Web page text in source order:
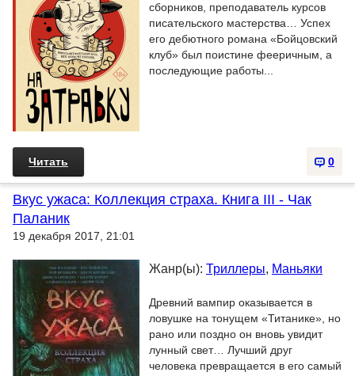
сборников, преподаватель курсов
писательского мастерства… Успех
его дебютного романа «Бойцовский
клуб» был поистине фееричным, а
последующие работы...
0
Читать
Вкус ужаса: Коллекция страха. Книга III - Чак
Паланик
19 декабря 2017, 21:01
Жанр(ы): Триллеры, Маньяки
Древний вампир оказывается в
ловушке на тонущем «Титанике», но
рано или поздно он вновь увидит
лунный свет… Лучший друг
человека превращается в его самый